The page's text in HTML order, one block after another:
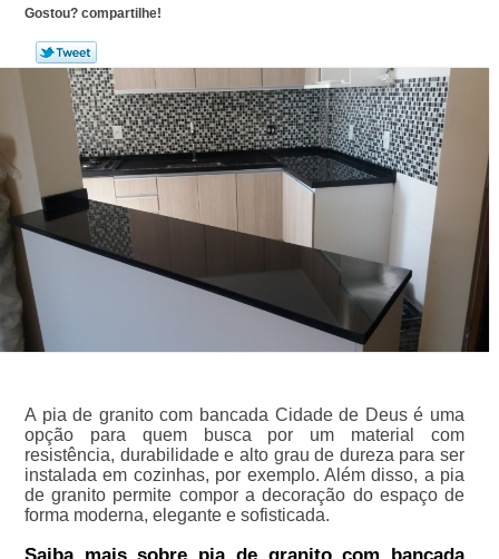
Gostou? compartilhe!
A pia de granito com bancada Cidade de Deus é uma
opção para quem busca por um material com
resistência, durabilidade e alto grau de dureza para ser
instalada em cozinhas, por exemplo. Além disso, a pia
de granito permite compor a decoração do espaço de
forma moderna, elegante e sofisticada.